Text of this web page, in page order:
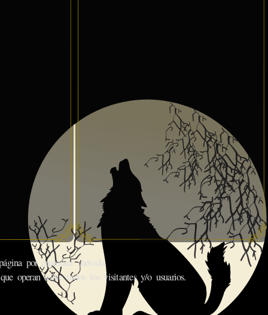
por cualquier método.
operan sobre todos los visitantes y/o usuarios.